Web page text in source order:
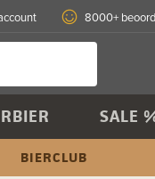
8000+
SALE
BIERCLUB